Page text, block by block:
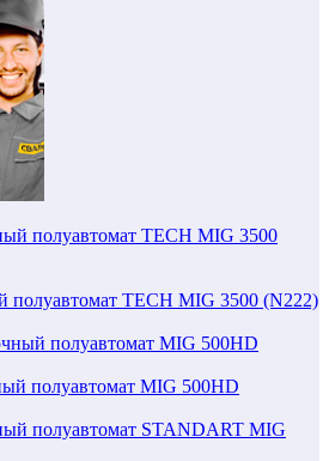
полуавтомат TECH MIG 3500 (N222)
полуавтомат MIG 500HD